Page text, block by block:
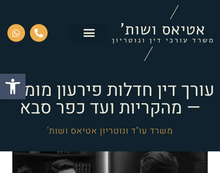
פתח
עורך דין חדלות פירעון מומלץ
— מהקריות ועד כפר סבא
משרד עו"ד ונוטריון אטיאס ושות'